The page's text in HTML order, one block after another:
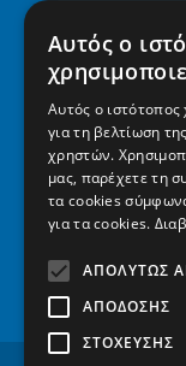
2310
Ελαιώνες
Αυτός ο
Αυτός ο ιστότοπος
για τη βελτίωση
χρηστών.
μας, παρέχετε τη
τα cookies
για τα cookies.
ΑΠΟΛΎΤΩΣ
ΑΠΌΔΟΣΗΣ
ΣΤΌΧΕΥΣΗΣ